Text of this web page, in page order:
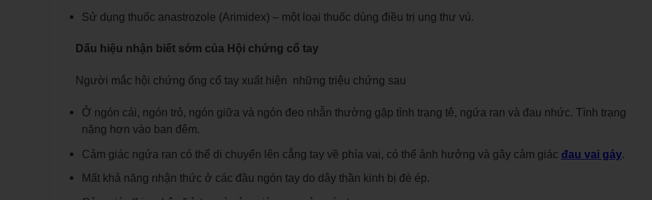
Sử dụng thuốc anastrozole (Arimidex) – một loại thuốc dùng điều trị ung thư vú.
Dấu hiệu nhận biết sớm của Hội chứng cổ tay
Người mắc hội chứng ống cổ tay xuất hiện những triệu chứng sau
Ở ngón cái, ngón trỏ, ngón giữa và ngón đeo nhẫn thường gặp tình trạng tê, ngứa ran và đau nhức. Tình trạng
nặng hơn vào ban đêm.
Cảm giác ngứa ran có thể di chuyển lên cẳng tay về phía vai, có thể ảnh hưởng và gây cảm giác đau vai gáy.
Mất khả năng nhận thức ở các đầu ngón tay do dây thần kinh bị đè ép.